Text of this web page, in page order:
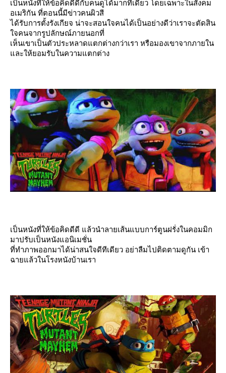
เป็นหนังที่ให้ข้อคิดดีดีกับคนดูได้มากทีเดียว โดยเฉพาะในสังคม
อเมริกัน ที่ตอนนี้มีข่าวคนผิวสี
ได้รับการตั้งรังเกียจ น่าจะสอนใจคนได้เป็นอย่างดีว่าเราจะตัดสิน
จคนจากรูปลักษณ์ภายนอกที่
เห็นเขาเป็นตัวประหลาดแตกต่างกว่าเรา หรือมองเขาจากภายใน
ละให้ยอมรับในความแตกต่าง
เป็นหนังที่ให้ข้อคิดดีดี แล้วนำลายเส้นแบบการ์ตูนฝรั่งในคอมมิก
มาปรับเป็นหนังแอนิเมชั่น
ที่ทำภาพออกมาได้น่าสนใจดีทีเดียว อย่าลืมไปติดตามดูกัน เข้า
ฉายแล้วในโรงหนังบ้านเรา